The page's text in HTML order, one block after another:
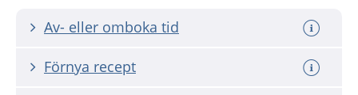
Av- eller omboka tid
Förnya recept